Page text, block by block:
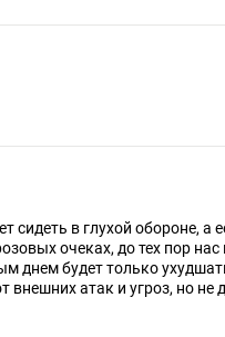
сидеть в глухой обороне, а
очеках, до тех пор
днем будет только
атак и угроз, но не